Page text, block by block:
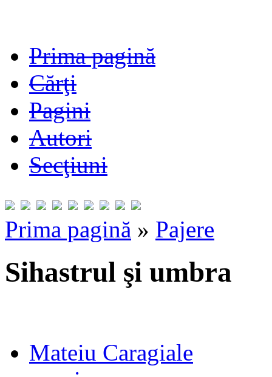
Prima pagină
Cărţi
Pagini
Autori
Secţiuni
Prima pagină » Pajere
Sihastrul şi umbra
Mateiu Caragiale